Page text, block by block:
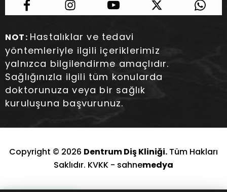
NOT: Hastalıklar ve tedavi
yöntemleriyle ilgili içeriklerimiz
yalnızca bilgilendirme amaçlıdır.
Sağlığınızla ilgili tüm konularda
doktorunuza veya bir sağlık
kuruluşuna başvurunuz.
Copyright © 2026 Dentrum Diş Kliniği. Tüm Hakları
Saklıdır. KVKK - sahnemedya